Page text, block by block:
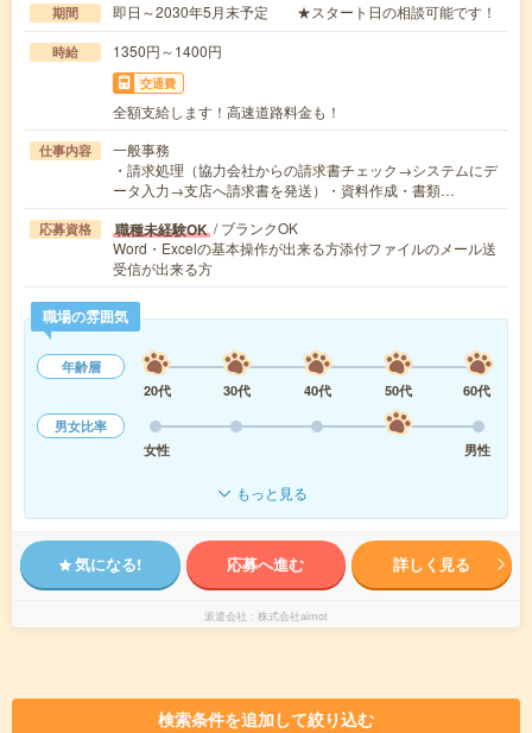
期間 即日～2030年5月末予定 ★スタート日の相談可能です！
時給 1350円～1400円
交通費
全額支給します！高速道路料金も！
仕事内容
一般事務
・請求処理（協力会社からの請求書チェック→システムにデ
ータ入力→支店へ請求書を発送）・資料作成・書類…
応募資格 職種未経験OK / ブランクOK
Word・Excelの基本操作が出来る方添付ファイルのメール送
受信が出来る方
職場の雰囲気
年齢層
20代
30代 40代 50代
60代
男女比率
女性
男性
もっと見る
気になる! 応募へ進む 詳しく見る
派遣会社 株式会社aimot
検索条件を追加して絞り込む